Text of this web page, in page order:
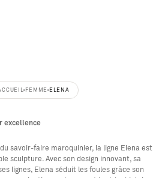
FEMME ELENA
excellence
savoir-faire maroquinier, la ligne Elena est
sculpture. Avec son design innovant, sa
lignes, Elena séduit les foules grâce son